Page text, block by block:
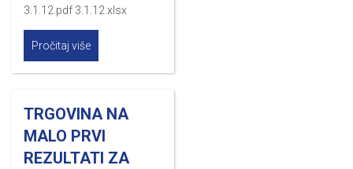
3.1.12.pdf 3.1.12.xlsx
Pročitaj više
TRGOVINA NA
MALO PRVI
REZULTATI ZA